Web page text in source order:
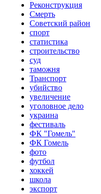
Реконструкция
Смерть
Советский район
спорт
статистика
строительство
суд
таможня
Транспорт
убийство
увеличение
уголовное дело
украина
фестиваль
ФК "Гомель"
ФК Гомель
фото
футбол
хоккей
школа
экспорт